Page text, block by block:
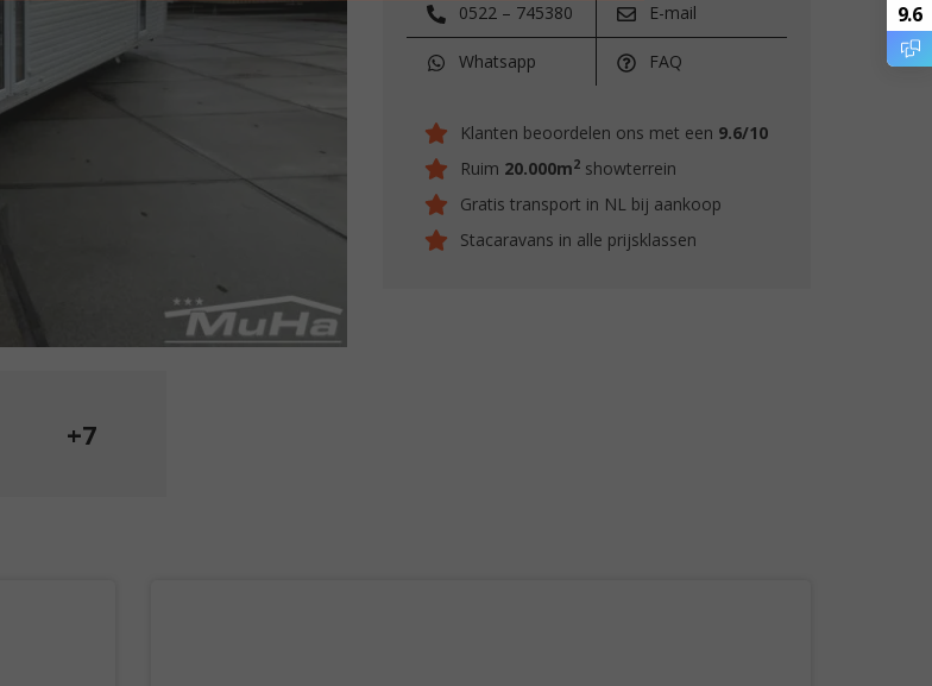
+7
0522 – 745380 E-mail
Whatsapp FAQ
Klanten beoordelen ons met een 9.6/10
Ruim 20.000m2 showterrein
Gratis transport in NL bij aankoop
Stacaravans in alle prijsklassen
9.6